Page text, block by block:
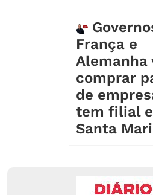
França e
Alemanha
comprar
de
tem filial
Santa